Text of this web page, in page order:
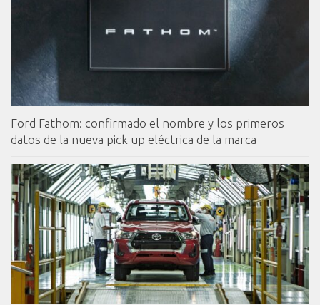
Ford Fathom: confirmado el nombre y los primeros
datos de la nueva pick up eléctrica de la marca